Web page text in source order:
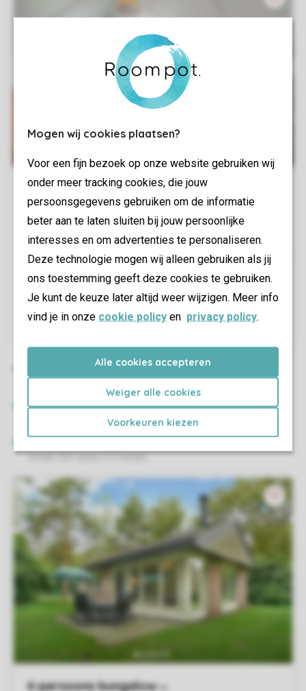
Mogen wij cookies plaatsen?
Voor een fijn bezoek op onze website gebruiken wij
onder meer tracking cookies, die jouw
persoonsgegevens gebruiken om de informatie
beter aan te laten sluiten bij jouw persoonlijke
interesses en om advertenties te personaliseren.
Deze technologie mogen wij alleen gebruiken als jij
ons toestemming geeft deze cookies te gebruiken.
Je kunt de keuze later altijd weer wijzigen. Meer info
vind je in onze cookie policy en privacy policy.
Alle cookies accepteren
Weiger alle cookies
Voorkeuren kiezen